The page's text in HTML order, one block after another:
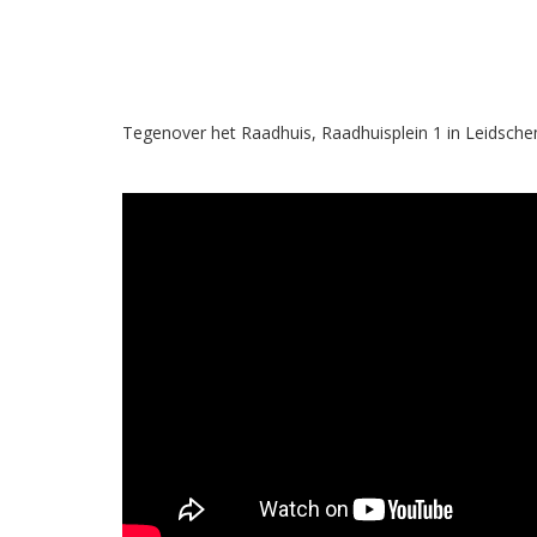
Tegenover het Raadhuis, Raadhuisplein 1 in